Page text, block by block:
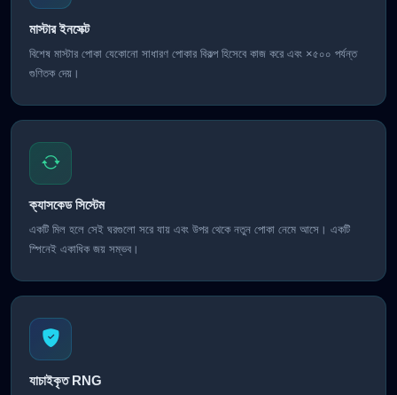
মাস্টার ইনসেক্ট
বিশেষ মাস্টার পোকা যেকোনো সাধারণ পোকার বিকল্প হিসেবে কাজ করে এবং ×৫০০ পর্যন্ত
গুণিতক দেয়।
ক্যাসকেড সিস্টেম
একটি মিল হলে সেই ঘরগুলো সরে যায় এবং উপর থেকে নতুন পোকা নেমে আসে। একটি
স্পিনেই একাধিক জয় সম্ভব।
যাচাইকৃত RNG